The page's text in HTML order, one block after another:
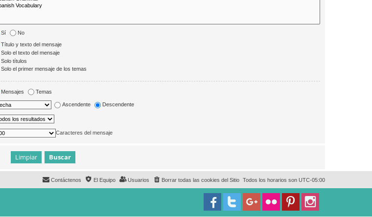
Sí No
Título y texto del mensaje
Solo el texto del mensaje
Solo títulos
Solo el primer mensaje de los temas
Mensajes Temas
Ascendente Descendente
Caracteres del mensaje
Todos los horarios son UTC-05:00
Borrar todas las cookies del Sitio
Usuarios
El Equipo
Contáctenos